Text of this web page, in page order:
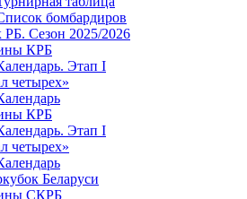
бомбардиров
РБ. Сезон 2025/2026
КРБ
Этап I
четырех»
КРБ
Этап I
четырех»
Беларуси
СКРБ